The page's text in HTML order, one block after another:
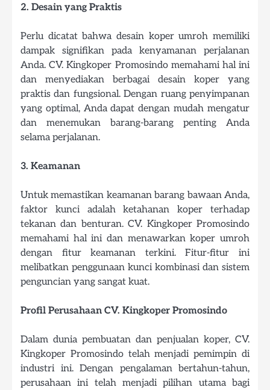
2. Desain yang Praktis
Perlu dicatat bahwa desain koper umroh memiliki
dampak signifikan pada kenyamanan perjalanan
Anda. CV. Kingkoper Promosindo memahami hal ini
dan menyediakan berbagai desain koper yang
praktis dan fungsional. Dengan ruang penyimpanan
yang optimal, Anda dapat dengan mudah mengatur
dan menemukan barang-barang penting Anda
selama perjalanan.
3. Keamanan
Untuk memastikan keamanan barang bawaan Anda,
faktor kunci adalah ketahanan koper terhadap
tekanan dan benturan. CV. Kingkoper Promosindo
memahami hal ini dan menawarkan koper umroh
dengan fitur keamanan terkini. Fitur-fitur ini
melibatkan penggunaan kunci kombinasi dan sistem
penguncian yang sangat kuat.
Profil Perusahaan CV. Kingkoper Promosindo
Dalam dunia pembuatan dan penjualan koper, CV.
Kingkoper Promosindo telah menjadi pemimpin di
industri ini. Dengan pengalaman bertahun-tahun,
perusahaan ini telah menjadi pilihan utama bagi